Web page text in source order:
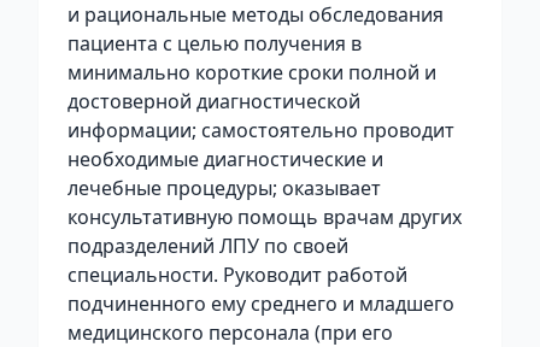
и рациональные методы обследования
пациента с целью получения в
минимально короткие сроки полной и
достоверной диагностической
информации; самостоятельно проводит
необходимые диагностические и
лечебные процедуры; оказывает
консультативную помощь врачам других
подразделений ЛПУ по своей
специальности. Руководит работой
подчиненного ему среднего и младшего
медицинского персонала (при его